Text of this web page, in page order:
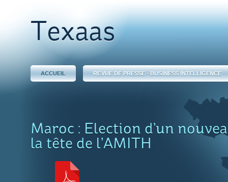
Texaas
ACCUEIL REVUE DE PRESSE - BUSINESS INTELLIGENCE
Maroc : Election d’un
la tête de l’AMITH